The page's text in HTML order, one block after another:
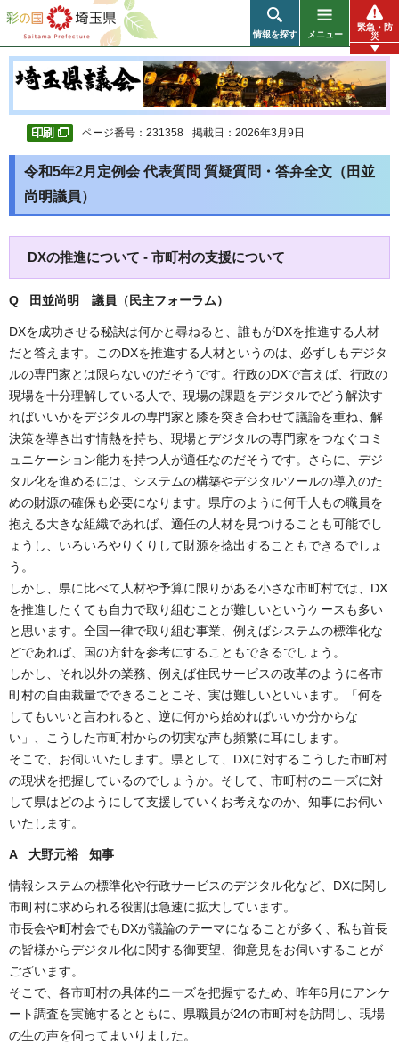
彩の国 埼玉県
情報を探す メニュー
緊急・防
災
ページ番号：231358 掲載日：2026年3月9日
令和5年2月定例会 代表質問 質疑質問・答弁全文（田並
尚明議員）
DXの推進について - 市町村の支援について
Q 田並尚明 議員（民主フォーラム）
DXを成功させる秘訣は何かと尋ねると、誰もがDXを推進する人材
だと答えます。このDXを推進する人材というのは、必ずしもデジタ
ルの専門家とは限らないのだそうです。行政のDXで言えば、行政の
現場を十分理解している人で、現場の課題をデジタルでどう解決す
ればいいかをデジタルの専門家と膝を突き合わせて議論を重ね、解
決策を導き出す情熱を持ち、現場とデジタルの専門家をつなぐコミ
ュニケーション能力を持つ人が適任なのだそうです。さらに、デジ
タル化を進めるには、システムの構築やデジタルツールの導入のた
めの財源の確保も必要になります。県庁のように何千人もの職員を
抱える大きな組織であれば、適任の人材を見つけることも可能でし
ょうし、いろいろやりくりして財源を捻出することもできるでしょ
う。
しかし、県に比べて人材や予算に限りがある小さな市町村では、DX
を推進したくても自力で取り組むことが難しいというケースも多い
と思います。全国一律で取り組む事業、例えばシステムの標準化な
どであれば、国の方針を参考にすることもできるでしょう。
しかし、それ以外の業務、例えば住民サービスの改革のように各市
町村の自由裁量でできることこそ、実は難しいといいます。「何を
してもいいと言われると、逆に何から始めればいいか分からな
い」、こうした市町村からの切実な声も頻繁に耳にします。
そこで、お伺いいたします。県として、DXに対するこうした市町村
の現状を把握しているのでしょうか。そして、市町村のニーズに対
して県はどのようにして支援していくお考えなのか、知事にお伺い
いたします。
A 大野元裕 知事
情報システムの標準化や行政サービスのデジタル化など、DXに関し
市町村に求められる役割は急速に拡大しています。
市長会や町村会でもDXが議論のテーマになることが多く、私も首長
の皆様からデジタル化に関する御要望、御意見をお伺いすることが
ございます。
そこで、各市町村の具体的ニーズを把握するため、昨年6月にアンケ
ート調査を実施するとともに、県職員が24の市町村を訪問し、現場
の生の声を伺ってまいりました。